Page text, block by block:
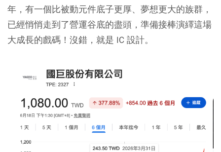
年，有一個比被動元件底子更厚、夢想更大的族群，
已經悄悄走到了營運谷底的盡頭，準備接棒演繹這場
大成長的戲碼！沒錯，就是 IC 設計。